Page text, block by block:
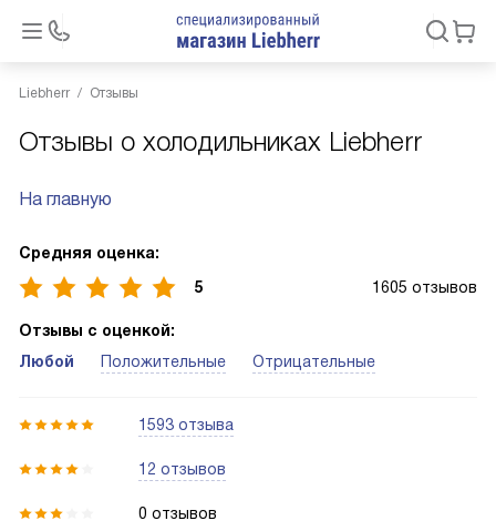
Liebherr Отзывы
Отзывы о холодильниках Liebherr
На главную
Средняя оценка:
5
1605 отзывов
Отзывы с оценкой:
Любой
Положительные Отрицательные
1593 отзыва
12 отзывов
0 отзывов